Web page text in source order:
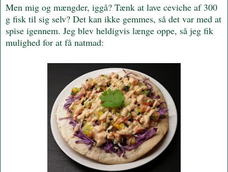
Men mig og mængder, iggå? Tænk at lave ceviche af 300
g fisk til sig selv? Det kan ikke gemmes, så det var med at
spise igennem. Jeg blev heldigvis længe oppe, så jeg fik
mulighed for at få natmad: